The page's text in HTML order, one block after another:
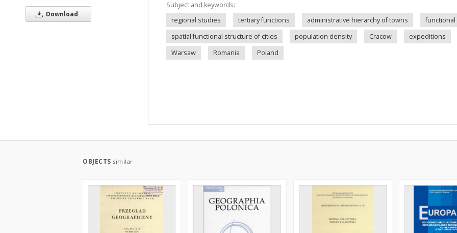
Download
Subject and keywords:
regional studies
tertiary functions administrative hierarchy of towns
spatial functional structure of cities
population density Cracow
expeditions
Warsaw
Romania Poland
OBJECTS similar